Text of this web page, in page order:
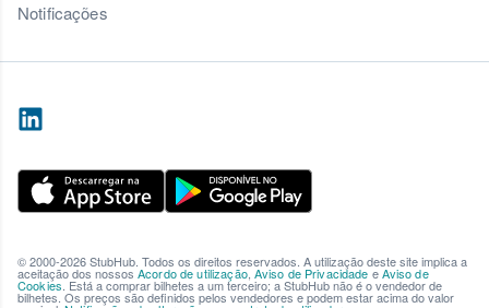
Notificações
© 2000-2026 StubHub. Todos os direitos reservados. A utilização deste site implica a
aceitação dos nossos Acordo de utilização, Aviso de Privacidade eAviso de
Cookies. Está a comprar bilhetes a um terceiro; a StubHub não é o vendedor de
bilhetes. Os preços são definidos pelos vendedores e podem estar acima do valor